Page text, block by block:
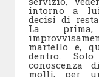
intorno a
decisi di
La
martello e,
dentro.
conoscenza
molli, per